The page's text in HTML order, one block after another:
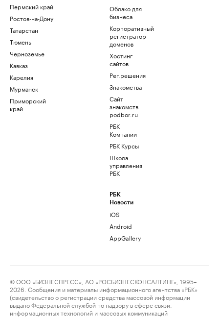
Пермский край
Ростов-на-Дону
Татарстан
Тюмень
Черноземье
Кавказ
Карелия
Мурманск
Приморский
край
Облако для
бизнеса
Корпоративный
регистратор
доменов
Хостинг
сайтов
Рег.решения
Знакомства
Сайт
знакомств
podbor.ru
РБК
Компании
РБК Курсы
Школа
управления
РБК
РБК
Новости
iOS
Android
AppGallery
© ООО «БИЗНЕСПРЕСС», АО «РОСБИЗНЕСКОНСАЛТИНГ», 1995–
2026. Сообщения и материалы информационного агентства «РБК»
(свидетельство о регистрации средства массовой информации
выдано Федеральной службой по надзору в сфере связи,
информационных технологий и массовых коммуникаций